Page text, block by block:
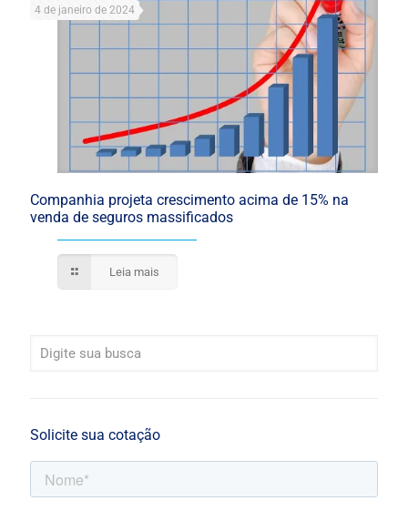
4 de janeiro de 2024
Companhia projeta crescimento acima de 15% na
venda de seguros massificados
Leia mais
Solicite sua cotação